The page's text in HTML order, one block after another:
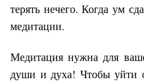
терять нечего. Когда ум
медитации.
Медитация нужна для
души и духа! Чтобы уйти